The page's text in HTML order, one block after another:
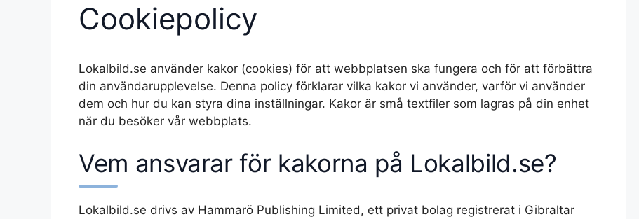
Cookiepolicy
Lokalbild.se använder kakor (cookies) för att webbplatsen ska fungera och för att förbättra
din användarupplevelse. Denna policy förklarar vilka kakor vi använder, varför vi använder
dem och hur du kan styra dina inställningar. Kakor är små textfiler som lagras på din enhet
när du besöker vår webbplats.
Vem ansvarar för kakorna på Lokalbild.se?
Lokalbild.se drivs av Hammarö Publishing Limited, ett privat bolag registrerat i Gibraltar